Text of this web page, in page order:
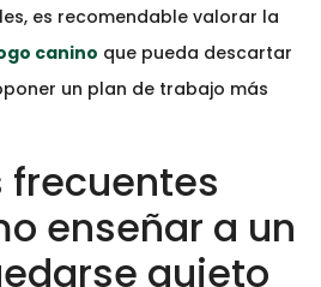
es recomendable valorar la
canino que pueda descartar
un plan de trabajo más
frecuentes
enseñar a un
quieto